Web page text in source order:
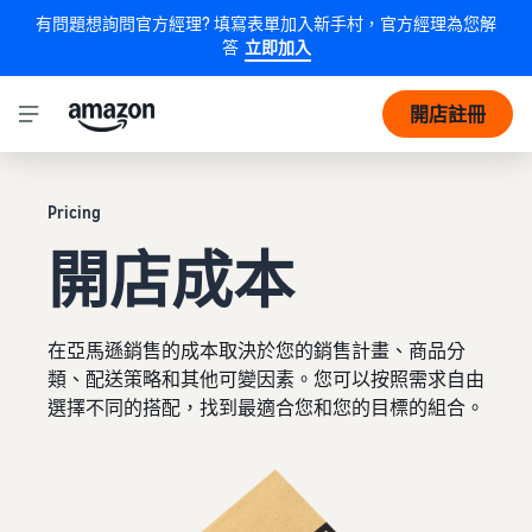
有問題想詢問官方經理? 填寫表單加入新手村，官方經理為您解
答 立即加入
開店註冊
Pricing
開店成本
在亞馬遜銷售的成本取決於您的銷售計畫、商品分
類、配送策略和其他可變因素。您可以按照需求自由
選擇不同的搭配，找到最適合您和您的目標的組合。